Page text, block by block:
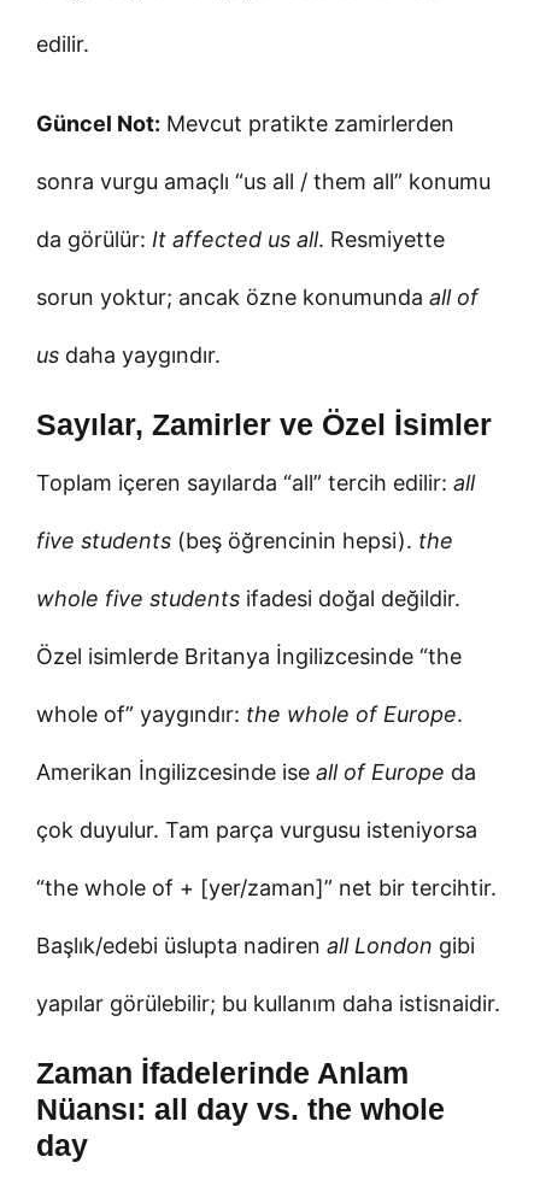
edilir.
Güncel Not: Mevcut pratikte zamirlerden
sonra vurgu amaçlı “us all / them all” konumu
da görülür: It affected us all. Resmiyette
sorun yoktur; ancak özne konumunda all of
us daha yaygındır.
Sayılar, Zamirler ve Özel İsimler
Toplam içeren sayılarda “all” tercih edilir: all
five students (beş öğrencinin hepsi). the
whole five students ifadesi doğal değildir.
Özel isimlerde Britanya İngilizcesinde “the
whole of” yaygındır: the whole of Europe.
Amerikan İngilizcesinde ise all of Europe da
çok duyulur. Tam parça vurgusu isteniyorsa
“the whole of + [yer/zaman]” net bir tercihtir.
Başlık/edebi üslupta nadiren all London gibi
yapılar görülebilir; bu kullanım daha istisnaidir.
Zaman İfadelerinde Anlam
Nüansı: all day vs. the whole
day